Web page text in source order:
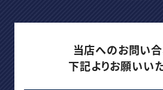
当店へのお問い
下記よりお願いいた